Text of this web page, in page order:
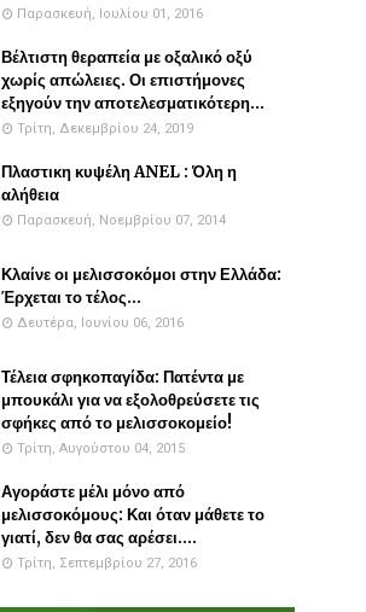
Παρασκευή, Ιουλίου 01, 2016
Βέλτιστη θεραπεία με οξαλικό οξύ
χωρίς απώλειες. Οι επιστήμονες
εξηγούν την αποτελεσματικότερη...
Τρίτη, Δεκεμβρίου 24, 2019
Πλαστικη κυψέλη ANEL : Όλη η
αλήθεια
Παρασκευή, Νοεμβρίου 07, 2014
Κλαίνε οι μελισσοκόμοι στην Ελλάδα:
Έρχεται το τέλος...
Δευτέρα, Ιουνίου 06, 2016
Τέλεια σφηκοπαγίδα: Πατέντα με
μπουκάλι για να εξολοθρεύσετε τις
σφήκες από το μελισσοκομείο!
Τρίτη, Αυγούστου 04, 2015
Αγοράστε μέλι μόνο από
μελισσοκόμους: Και όταν μάθετε το
γιατί, δεν θα σας αρέσει....
Τρίτη, Σεπτεμβρίου 27, 2016